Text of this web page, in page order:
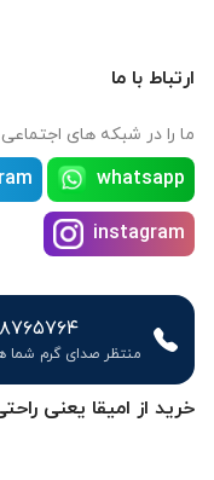
خرید از امیقا یعنی
ارتباط با ما
ما را در شبکه های اجتماعی
whatsapp
instagram
منتظر صدای گرم شما